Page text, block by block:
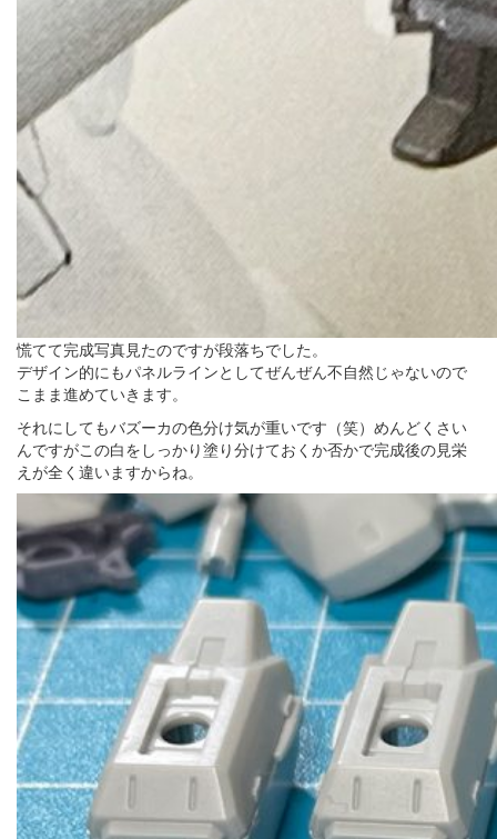
慌てて完成写真見たのですが段落ちでした。
デザイン的にもパネルラインとしてぜんぜん不自然じゃないので
こまま進めていきます。
それにしてもバズーカの色分け気が重いです（笑）めんどくさい
んですがこの白をしっかり塗り分けておくか否かで完成後の見栄
えが全く違いますからね。